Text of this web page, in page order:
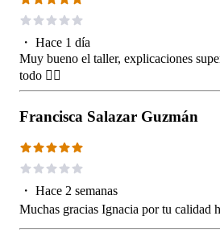
・ Hace 1 día
Muy bueno el taller, explicaciones
todo 👍🏼
Francisca Salazar Guzmán
・ Hace 2 semanas
Muchas gracias Ignacia por tu calidad